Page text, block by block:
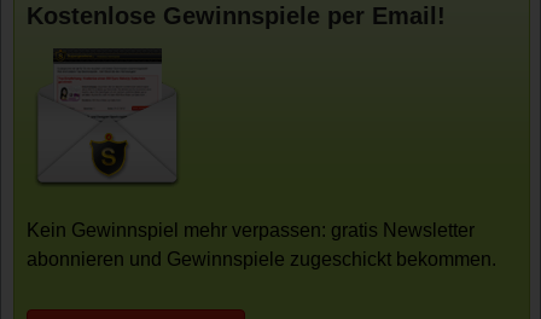
Kostenlose Gewinnspiele per Email!
Kein Gewinnspiel mehr verpassen: gratis Newsletter
abonnieren und Gewinnspiele zugeschickt bekommen.